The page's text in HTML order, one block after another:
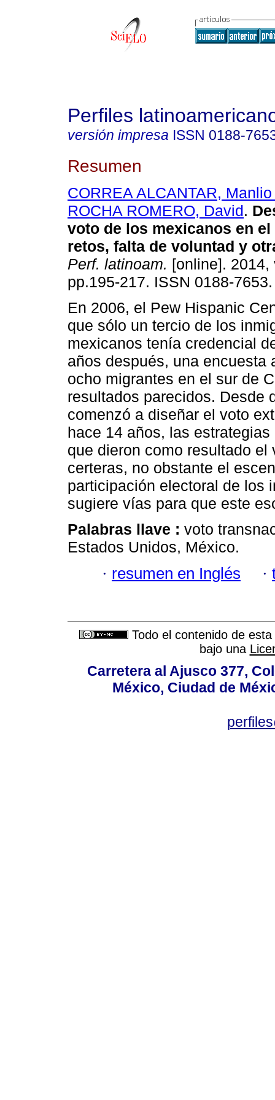
Perfiles
versión impresa ISSN 0188-
Resumen
CORREA ALCANTAR,
ROCHA ROMERO, David.
voto de los mexicanos en
retos, falta de voluntad y
Perf. latinoam. [online]. 2014,
pp.195-217. ISSN 0188-7653.
En 2006, el Pew Hispanic
que sólo un tercio de los
mexicanos tenía credencial
años después, una encuesta
ocho migrantes en el sur de
resultados parecidos. Desde
comenzó a diseñar el voto
hace 14 años, las
que dieron como resultado
certeras, no obstante el
participación electoral de los
sugiere vías para que este
Palabras llave : voto
Estados Unidos, México.
· resumen en Inglés ·
Todo el contenido de
bajo una
Carretera al Ajusco 377,
México, Ciudad de